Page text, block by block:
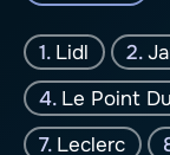
Lidl
Le Point
Leclerc